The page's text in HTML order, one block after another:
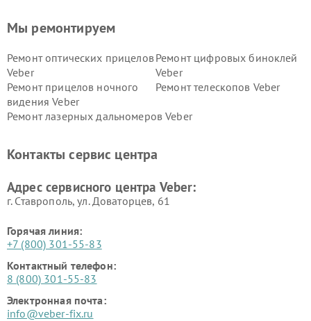
Мы ремонтируем
Ремонт оптических прицелов
Veber
Ремонт цифровых биноклей
Veber
Ремонт прицелов ночного
видения Veber
Ремонт телескопов Veber
Ремонт лазерных дальномеров Veber
Контакты сервис центра
Адрес сервисного центра Veber:
г. Ставрополь, ул. Доваторцев, 61
Горячая линия:
+7 (800) 301-55-83
Контактный телефон:
8 (800) 301-55-83
Электронная почта:
info@veber-fix.ru